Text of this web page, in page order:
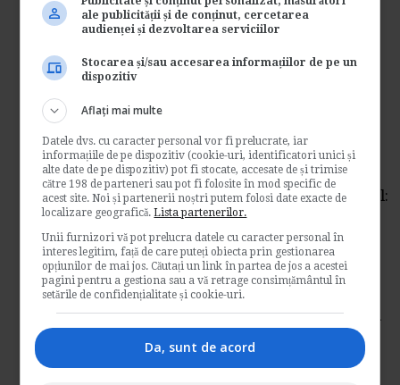
numele...
Contabilitate si fiscalitate
→Citeste mai departe
Radierea sanctiunii
disciplinare in 12 luni
deE-juridic.ro
Un salariat a fost sanctionat disciplinar astfel:
1. In 25.05.2010 decizie cu...
Resurse juridice
→Citeste mai departe
De ce sanctioneaza Inspectia
Muncii angajatorii
ale publicității și de conținut, cercetarea
audienței și dezvoltarea serviciilor
Stocarea și/sau accesarea informațiilor de pe un
dispozitiv
Aflați mai multe
Datele dvs. cu caracter personal vor fi prelucrate, iar
informațiile de pe dispozitiv (cookie-uri, identificatori unici și
alte date de pe dispozitiv) pot fi stocate, accesate de și trimise
către 198 de parteneri sau pot fi folosite în mod specific de
acest site. Noi și partenerii noștri putem folosi date exacte de
localizare geografică.Lista partenerilor.
Unii furnizori vă pot prelucra datele cu caracter personal în
interes legitim, față de care puteți obiecta prin gestionarea
opțiunilor de mai jos. Căutați un link în partea de jos a acestei
pagini pentru a gestiona sau a vă retrage consimțământul în
setările de confidențialitate și cookie-uri.
Da, sunt de acord